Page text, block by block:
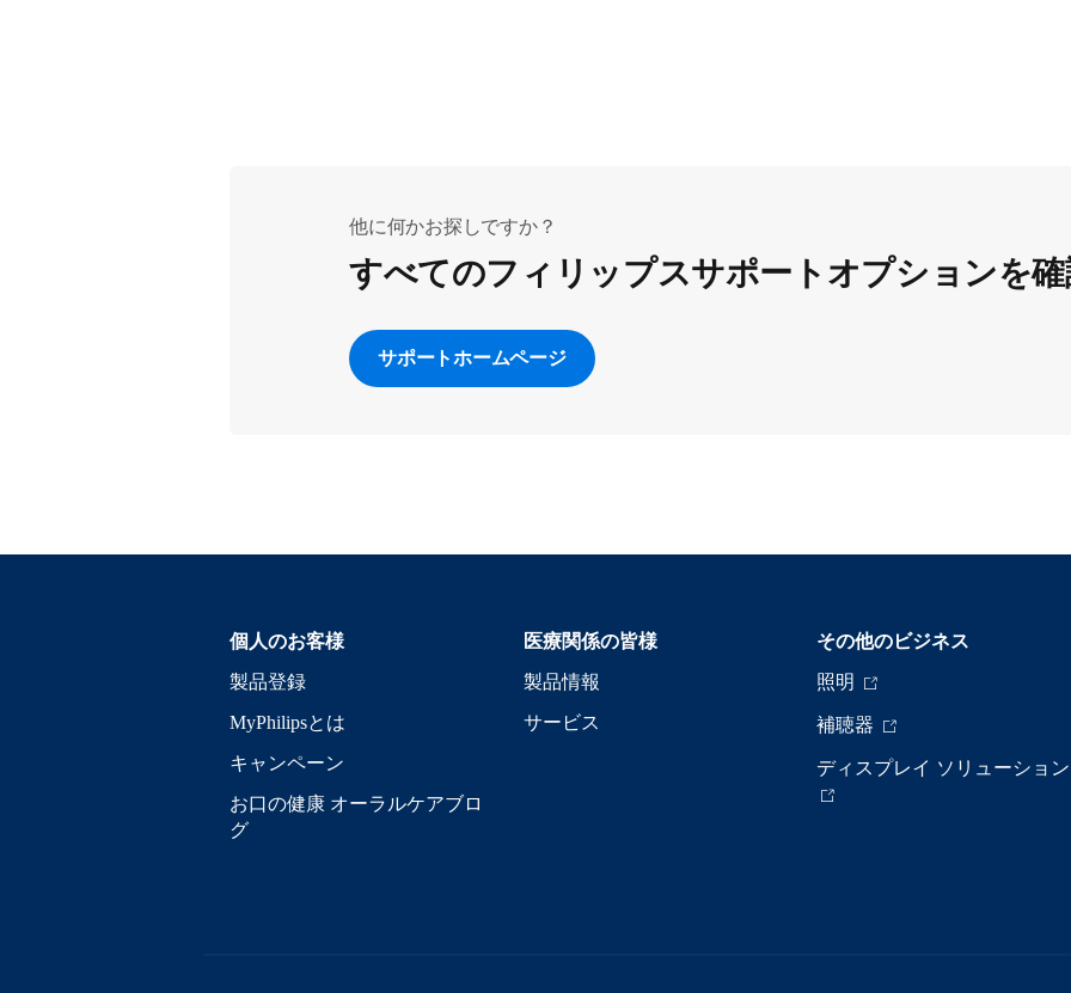
他に何かお探しですか？
すべてのフィリップスサポートオプションを
サポートホームページ
個人のお客様
製品登録
MyPhilipsとは
キャンペーン
お口の健康 オーラルケアブロ
グ
医療関係の皆様
製品情報
サービス
その他のビジネス
照明
補聴器
ディスプレイ ソリューション